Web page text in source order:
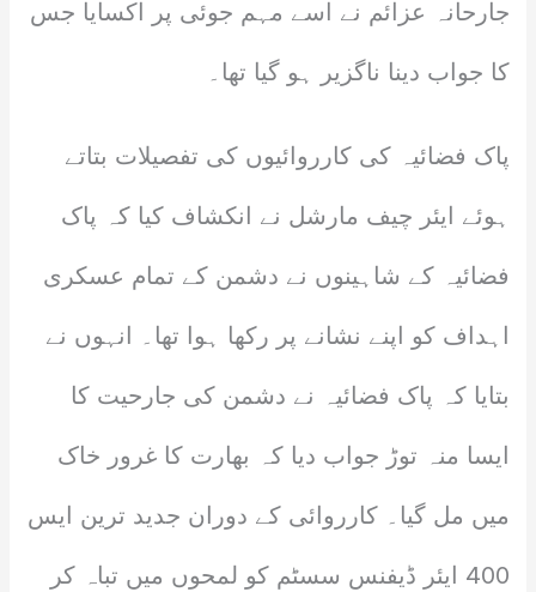
جارحانہ عزائم نے اسے مہم جوئی پر اکسایا جس
کا جواب دینا ناگزیر ہو گیا تھا۔
پاک فضائیہ کی کارروائیوں کی تفصیلات بتاتے
ہوئے ایئر چیف مارشل نے انکشاف کیا کہ پاک
فضائیہ کے شاہینوں نے دشمن کے تمام عسکری
اہداف کو اپنے نشانے پر رکھا ہوا تھا۔ انہوں نے
بتایا کہ پاک فضائیہ نے دشمن کی جارحیت کا
ایسا منہ توڑ جواب دیا کہ بھارت کا غرور خاک
میں مل گیا۔ کارروائی کے دوران جدید ترین ایس
400 ایئر ڈیفنس سسٹم کو لمحوں میں تباہ کر